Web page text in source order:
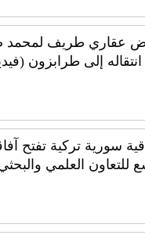
عقاري طريف لمحمد
انتقاله إلى طرابزون
سورية تركية تفتح
للتعاون العلمي